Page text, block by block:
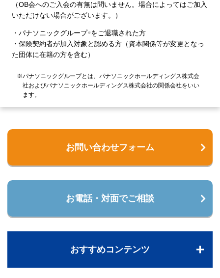
（OB会へのご入会の有無は問いません。場合によってはご加入
いただけない場合がございます。）
・パナソニックグループ※ をご退職された方
・保険契約者が加入対象と認める方（資本関係等が変更となっ
た団体に在籍の方を含む）
※パナソニックグループとは、パナソニックホールディングス株式会
社およびパナソニックホールディングス株式会社の関係会社をいい
ます。
お問い合わせフォーム
お電話・対面でご相談
おすすめコンテンツ